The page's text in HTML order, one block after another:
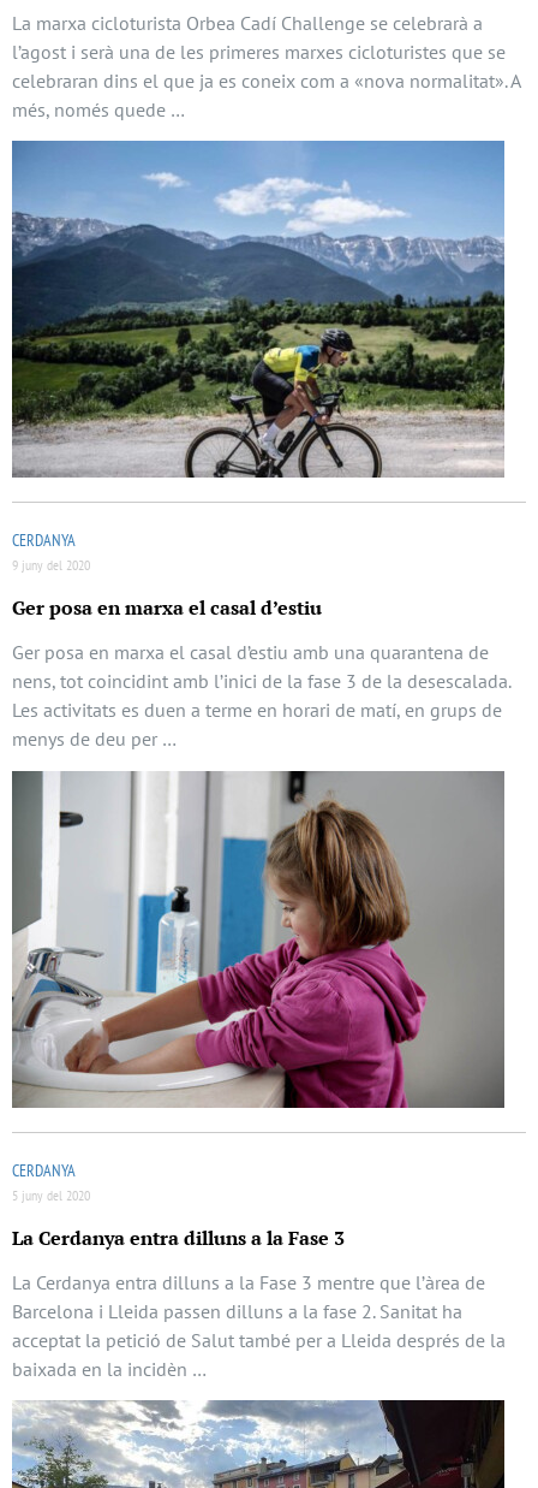
La marxa cicloturista Orbea Cadí Challenge se celebrarà a
l’agost i serà una de les primeres marxes cicloturistes que se
celebraran dins el que ja es coneix com a «nova normalitat». A
més, només quede …
CERDANYA
9 juny del 2020
Ger posa en marxa el casal d’estiu
Ger posa en marxa el casal d’estiu amb una quarantena de
nens, tot coincidint amb l’inici de la fase 3 de la desescalada.
Les activitats es duen a terme en horari de matí, en grups de
menys de deu per …
CERDANYA
5 juny del 2020
La Cerdanya entra dilluns a la Fase 3
La Cerdanya entra dilluns a la Fase 3 mentre que l’àrea de
Barcelona i Lleida passen dilluns a la fase 2. Sanitat ha
acceptat la petició de Salut també per a Lleida després de la
baixada en la incidèn …